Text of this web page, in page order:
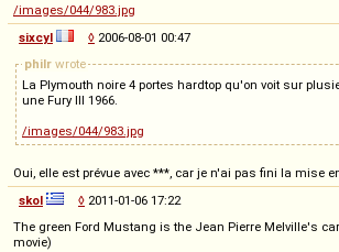
/images/044/983.jpg
sixcyl
◊ 2006-08-01 00:47
philr wrote
La Plymouth noire 4 portes hardtop qu'on voit sur
une Fury III 1966.
/images/044/983.jpg
Oui, elle est prévue avec ***, car je n'ai pas fini la mise
skol
◊ 2011-01-06 17:22
The green Ford Mustang is the Jean Pierre Melville's
movie)